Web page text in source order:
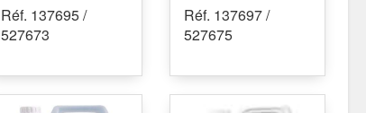
Réf. 137695 /
527673
Réf. 137697 /
527675